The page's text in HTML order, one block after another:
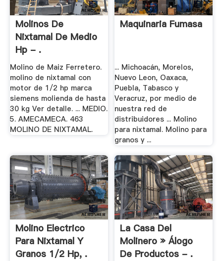
Molinos De
Nixtamal De Medio
Hp - .
Molino de Maiz Ferretero.
molino de nixtamal con
motor de 1/2 hp marca
siemens molienda de hasta
30 kg Ver detalle. ... MEDIO.
5. AMECAMECA. 463
MOLINO DE NIXTAMAL.
Maquinaria Fumasa
... Michoacán, Morelos,
Nuevo Leon, Oaxaca,
Puebla, Tabasco y
Veracruz, por medio de
nuestra red de
distribuidores ... Molino
para nixtamal. Molino para
granos y ...
Molino Electrico
Para Nixtamal Y
Granos 1/2 Hp, .
La Casa Del
Molinero » Álogo
De Productos - .